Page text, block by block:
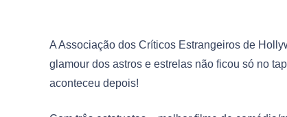
A Associação dos Críticos Estrangeiros de
glamour dos astros e estrelas não ficou só no
aconteceu depois!